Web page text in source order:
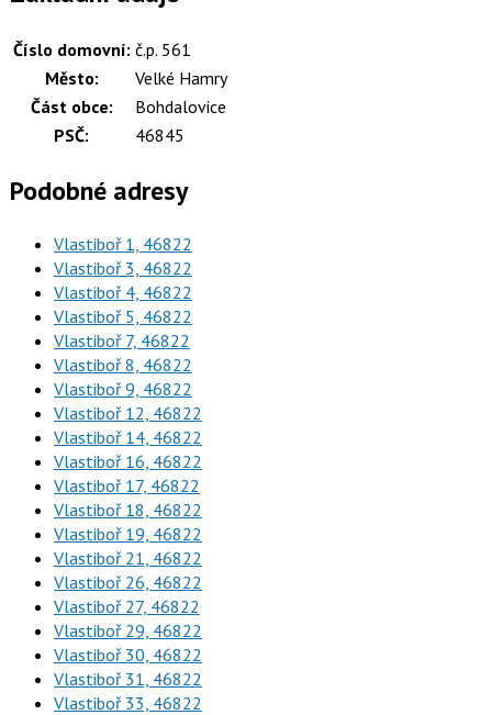
Číslo domovní: č.p. 561
Město:
Velké Hamry
Část obce:
Bohdalovice
PSČ:
46845
Podobné adresy
Vlastiboř 1, 46822
Vlastiboř 3, 46822
Vlastiboř 4, 46822
Vlastiboř 5, 46822
Vlastiboř 7, 46822
Vlastiboř 8, 46822
Vlastiboř 9, 46822
Vlastiboř 12, 46822
Vlastiboř 14, 46822
Vlastiboř 16, 46822
Vlastiboř 17, 46822
Vlastiboř 18, 46822
Vlastiboř 19, 46822
Vlastiboř 21, 46822
Vlastiboř 26, 46822
Vlastiboř 27, 46822
Vlastiboř 29, 46822
Vlastiboř 30, 46822
Vlastiboř 31, 46822
Vlastiboř 33, 46822